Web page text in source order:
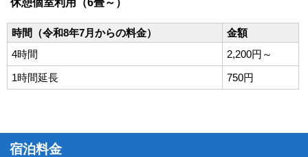
時間（令和8年7月からの料金）
金額
4時間
2,200円～
1時間延長
750円
宿泊料金